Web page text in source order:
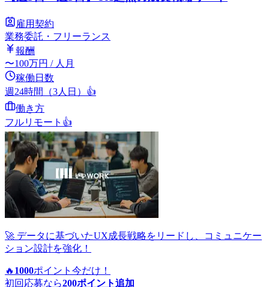
雇用契約
業務委託・フリーランス
報酬
〜100万円 / 人月
稼働日数
週24時間（3人日） 👍
働き方
フルリモート 👍
🚀 データに基づいたUX成長戦略をリードし、コミュニケー
ション設計を強化！
🔥 1000ポイント 今だけ！
初回応募なら200ポイント追加